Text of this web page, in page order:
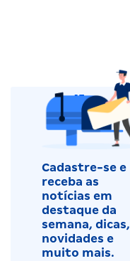
Cadastre-se e
receba as
notícias em
destaque da
semana, dicas,
novidades e
muito mais.